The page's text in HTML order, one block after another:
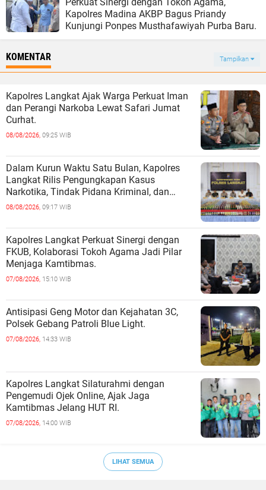
Kapolres Madina AKBP Bagus Priandy
Kunjungi Ponpes Musthafawiyah Purba Baru.
KOMENTAR Tampilkan
Kapolres Langkat Ajak Warga Perkuat Iman
dan Perangi Narkoba Lewat Safari Jumat
Curhat.
08/08/2026, 09:25 WIB
Dalam Kurun Waktu Satu Bulan, Kapolres
Langkat Rilis Pengungkapan Kasus
Narkotika, Tindak Pidana Kriminal, dan
Kekerasan Seksual terhadap Anak.
08/08/2026, 09:17 WIB
Kapolres Langkat Perkuat Sinergi dengan
FKUB, Kolaborasi Tokoh Agama Jadi Pilar
Menjaga Kamtibmas.
07/08/2026, 15:10 WIB
Antisipasi Geng Motor dan Kejahatan 3C,
Polsek Gebang Patroli Blue Light.
07/08/2026, 14:33 WIB
Kapolres Langkat Silaturahmi dengan
Pengemudi Ojek Online, Ajak Jaga
Kamtibmas Jelang HUT RI.
07/08/2026, 14:00 WIB
LIHAT SEMUA